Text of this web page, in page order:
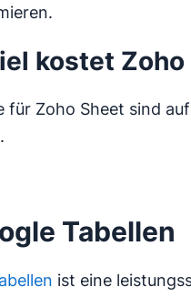
kostet Zoho
für Zoho Sheet sind
Tabellen
ist eine